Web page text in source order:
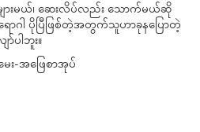
ျားမယ်၊ ဆေးလိပ်လည်း သောက်မယ်ဆို
ောဂါ ပိုပြီဖြစ်တဲ့အတွက်သူဟာခုနပြောတဲ့
ပါဘူး။
ေး-အဖြေစာအုပ်